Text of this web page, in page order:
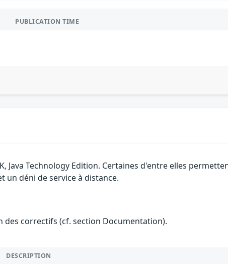
PUBLICATION TIME
Java Technology Edition. Certaines d'entre elles
un déni de service à distance.
correctifs (cf. section Documentation).
DESCRIPTION